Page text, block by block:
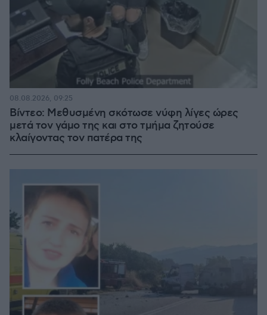
Βίντεο: Μεθυσμένη σκότωσε νύφη λίγες ώρες
μετά τον γάμο της και στο τμήμα ζητούσε
κλαίγοντας τον πατέρα της
08.08.2026, 09:25